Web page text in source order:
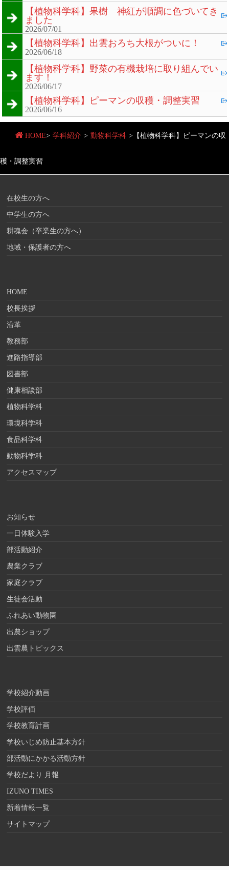
【植物科学科】果樹 神紅が順調に色づいてき
ました
2026/07/01
【植物科学科】出雲おろち大根がついに！
2026/06/18
【植物科学科】野菜の有機栽培に取り組んでい
ます！
2026/06/17
【植物科学科】ピーマンの収穫・調整実習
2026/06/16
HOME> 学科紹介 > 動物科学科 > 【植物科学科】ピーマンの収
穫・調整実習
在校生の方へ
中学生の方へ
耕魂会（卒業生の方へ）
地域・保護者の方へ
HOME
校長挨拶
沿革
教務部
進路指導部
図書部
健康相談部
植物科学科
環境科学科
食品科学科
動物科学科
アクセスマップ
お知らせ
一日体験入学
部活動紹介
農業クラブ
家庭クラブ
生徒会活動
ふれあい動物園
出農ショップ
出雲農トピックス
学校紹介動画
学校評価
学校教育計画
学校いじめ防止基本方針
部活動にかかる活動方針
学校だより 月報
IZUNO TIMES
新着情報一覧
サイトマップ